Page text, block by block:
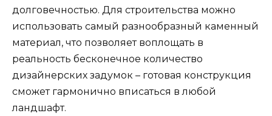
долговечностью. Для строительства можно
использовать самый разнообразный каменный
материал, что позволяет воплощать в
реальность бесконечное количество
дизайнерских задумок – готовая конструкция
сможет гармонично вписаться в любой
ландшафт.